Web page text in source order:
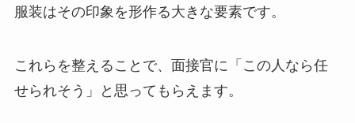
服装はその印象を形作る大きな要素です。
これらを整えることで、面接官に「この人なら任
せられそう」と思ってもらえます。